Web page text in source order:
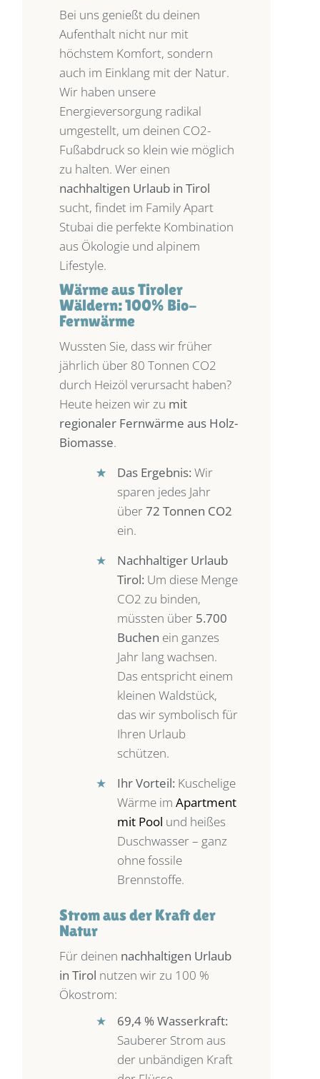
Bei uns genießt du deinen
Aufenthalt nicht nur mit
höchstem Komfort, sondern
auch im Einklang mit der Natur.
Wir haben unsere
Energieversorgung radikal
umgestellt, um deinen CO2-
Fußabdruck so klein wie möglich
zu halten. Wer einen
nachhaltigen Urlaub in Tirol
sucht, findet im Family Apart
Stubai die perfekte Kombination
aus Ökologie und alpinem
Lifestyle.
Wärme aus Tiroler
Wäldern: 100% Bio-
Fernwärme
Wussten Sie, dass wir früher
jährlich über 80 Tonnen CO2
durch Heizöl verursacht haben?
Heute heizen wir zu mit
regionaler Fernwärme aus Holz-
Biomasse.
★
★ Das Ergebnis: Wir
sparen jedes Jahr
über72 Tonnen CO2
ein.
★
Nachhaltiger Urlaub
Tirol: Um diese Menge
CO2 zu binden,
müssten über 5.700
Buchen ein ganzes
Jahr lang wachsen.
Das entspricht einem
kleinen Waldstück,
das wir symbolisch für
Ihren Urlaub
schützen.
★
Ihr Vorteil: Kuschelige
Wärme imApartment
mit Pool und heißes
Duschwasser – ganz
ohne fossile
Brennstoffe.
Strom aus der Kraft der
Natur
Für deinen nachhaltigen Urlaub
in Tirol nutzen wir zu 100 %
Ökostrom:
★
69,4 % Wasserkraft:
Sauberer Strom aus
der unbändigen Kraft